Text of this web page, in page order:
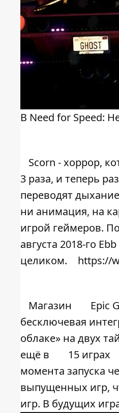
В Need for Speed:
Scorn - хоррор,
3 раза, и теперь
переводят
ни анимация, на
игрой геймеров.
августа 2018-го
целиком.
https://
Магазин
Epic
бесключевая
облаке» на двух
ещё в
15 играх
момента запуска
выпущенных игр,
игр. В будущих